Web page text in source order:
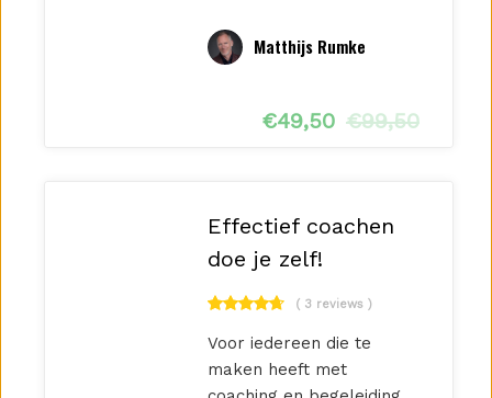
Matthijs Rumke
€49,50 €99,50
Effectief coachen
doe je zelf!
( 3 reviews )
Voor iedereen die te
maken heeft met